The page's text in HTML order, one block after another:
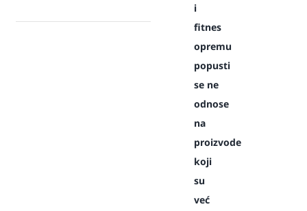
i
fitnes
opremu
popusti
se ne
odnose
na
proizvode
koji
su
već